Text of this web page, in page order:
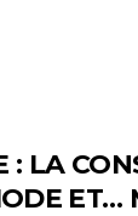
: LA
ET…